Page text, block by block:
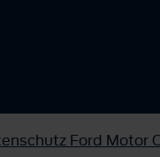
Ford Motor